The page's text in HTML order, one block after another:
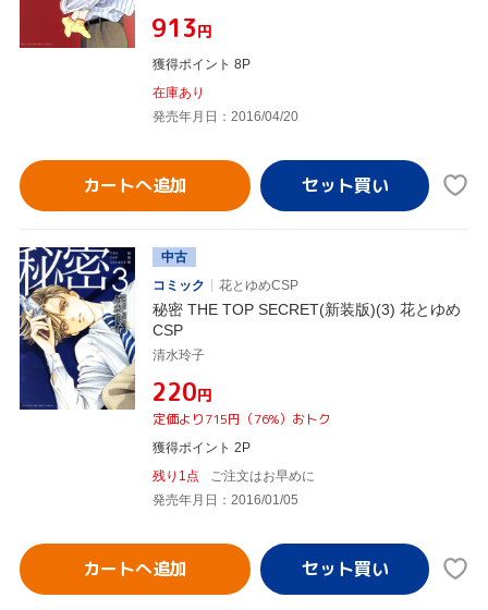
¥913円
獲得ポイント 8P
在庫あり
発売年月日：2016/04/20
カートへ追加
中古
コミック
花とゆめCSP
秘密 THE TOP SECRET(新装版)(3) 花とゆめ
CSP
清水玲子
¥220円
定価より715円（76%）おトク
獲得ポイント 2P
残り1点
ご注文はお早めに
発売年月日：2016/01/05
カートへ追加